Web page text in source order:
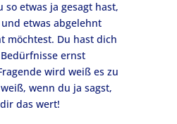
etwas ja gesagt hast,
etwas abgelehnt
möchtest. Du hast dich
ernst
wird weiß es zu
wenn du ja sagst,
das wert!